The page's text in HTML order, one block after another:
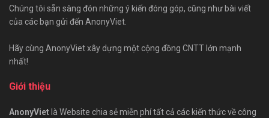
Chúng tôi sẵn sàng đón những ý kiến đóng góp, cũng như bài viết
của các bạn gửi đến AnonyViet.
Hãy cùng AnonyViet xây dựng một cộng đồng CNTT lớn mạnh
nhất!
Giới thiệu
AnonyViet là Website chia sẻ miễn phí tất cả các kiến thức về công